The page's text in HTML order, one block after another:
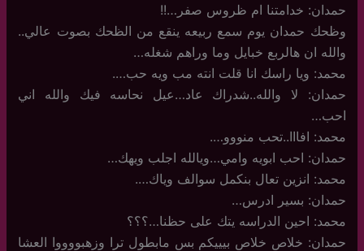
حمدان: خدامتنا ام ظروس صفر…!!
وظحك حمدان يوم سمع ربيعه ينقع من الظحك بصوت عالي..
والله ان هالربع خبايل وما وراهم شغله…
محمد: ويا راسك انا قلت انته مب ويه حب….
حمدان: لا والله..شدراك عاد…عيل نحاسه فيك والله اني
احب…
محمد: افااا..تحب منووو….
حمدان: احب ابويه وامي…ويالله اجلب ويهك…
محمد: انزين تعال بنكمل سوالف وياك….
حمدان: بسير ادرس…
محمد: احين الدراسه يتك على حظنا…؟؟؟
حمدان: خلاص خلاص بيييكم بس مابطول ترا وزهبووووا العشا